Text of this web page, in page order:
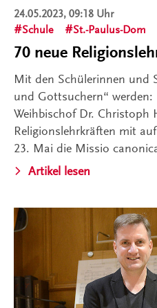
24.05.2023, 09:18 Uhr
Schule
St.-Paulus-Dom
70 neue
Mit den Schülerinnen und
und Gottsuchern“
Weihbischof Dr. Christoph
Religionslehrkräften mit
23. Mai die Missio
Artikel lesen